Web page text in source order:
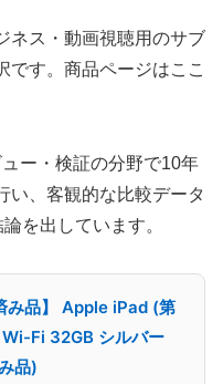
ネス・動画視聴用のサブ
です。商品ページはここ
ュー・検証の分野で10年
い、客観的な比較データ
を出しています。
み品】 Apple iPad (第
Wi-Fi 32GB シルバー
品)